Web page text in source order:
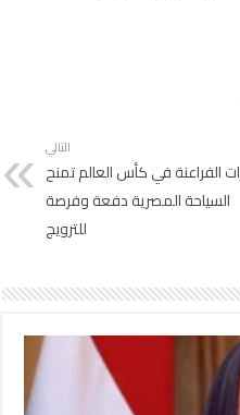
التالي
الفراعنة في كأس العالم تمنح
السياحة المصرية دفعة وفرصة
للترويج